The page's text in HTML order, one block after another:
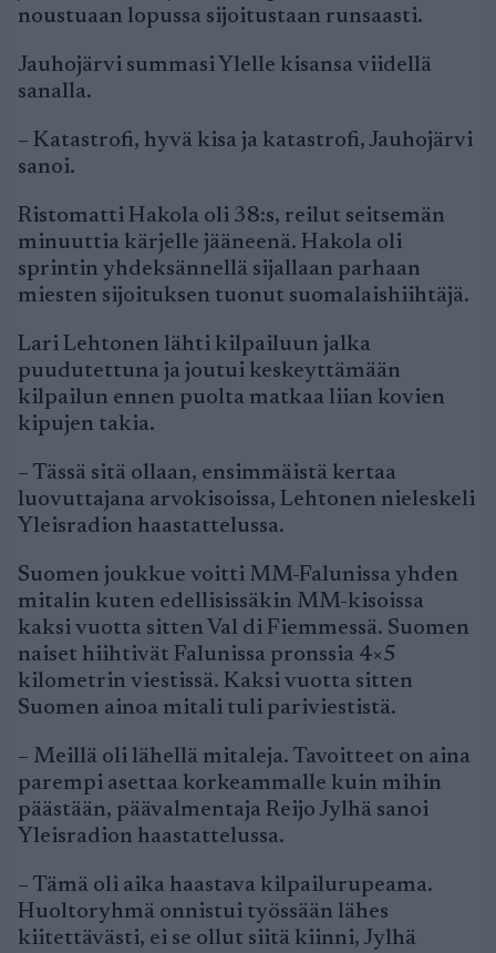
noustuaan lopussa sijoitustaan runsaasti.
Jauhojärvi summasi Ylelle kisansa viidellä
sanalla.
– Katastrofi, hyvä kisa ja katastrofi, Jauhojärvi
sanoi.
Ristomatti Hakola oli 38:s, reilut seitsemän
minuuttia kärjelle jääneenä. Hakola oli
sprintin yhdeksännellä sijallaan parhaan
miesten sijoituksen tuonut suomalaishiihtäjä.
Lari Lehtonen lähti kilpailuun jalka
puudutettuna ja joutui keskeyttämään
kilpailun ennen puolta matkaa liian kovien
kipujen takia.
– Tässä sitä ollaan, ensimmäistä kertaa
luovuttajana arvokisoissa, Lehtonen nieleskeli
Yleisradion haastattelussa.
Suomen joukkue voitti MM-Falunissa yhden
mitalin kuten edellisissäkin MM-kisoissa
kaksi vuotta sitten Val di Fiemmessä. Suomen
naiset hiihtivät Falunissa pronssia 4×5
kilometrin viestissä. Kaksi vuotta sitten
Suomen ainoa mitali tuli pariviestistä.
– Meillä oli lähellä mitaleja. Tavoitteet on aina
parempi asettaa korkeammalle kuin mihin
päästään, päävalmentaja Reijo Jylhä sanoi
Yleisradion haastattelussa.
– Tämä oli aika haastava kilpailurupeama.
Huoltoryhmä onnistui työssään lähes
kiitettävästi, ei se ollut siitä kiinni, Jylhä